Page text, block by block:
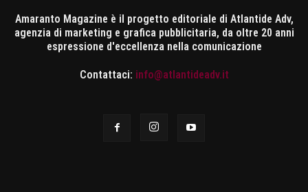
Amaranto Magazine è il progetto editoriale di Atlantide Adv,
agenzia di marketing e grafica pubblicitaria, da oltre 20 anni
espressione d'eccellenza nella comunicazione
Contattaci: info@atlantideadv.it